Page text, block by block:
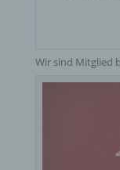
Wir sind Mitglied
mehr einer
zugeordnet
zusätzlichen